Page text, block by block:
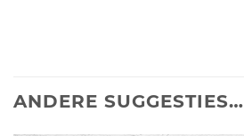
ANDERE SUGGESTIES…